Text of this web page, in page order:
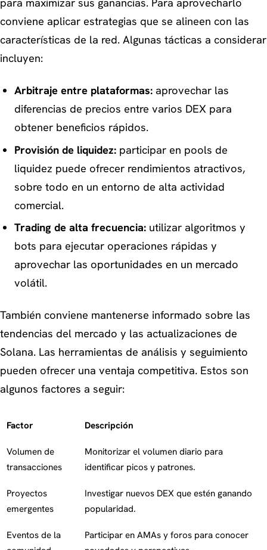
para maximizar sus ganancias. Para aprovecharlo
conviene aplicar estrategias que se alineen con las
características de la red. Algunas tácticas a considerar
incluyen:
Arbitraje entre plataformas:aprovechar las
diferencias de precios entre varios DEX para
obtener beneficios rápidos.
Provisión de liquidez:participar en pools de
liquidez puede ofrecer rendimientos atractivos,
sobre todo en un entorno de alta actividad
comercial.
Trading de alta frecuencia:utilizar algoritmos y
bots para ejecutar operaciones rápidas y
aprovechar las oportunidades en un mercado
volátil.
También conviene mantenerse informado sobre las
tendencias del mercado y las actualizaciones de
Solana. Las herramientas de análisis y seguimiento
pueden ofrecer una ventaja competitiva. Estos son
algunos factores a seguir:
Factor Descripción
Volumen de
transacciones
Monitorizar el volumen diario para
identificar picos y patrones.
Proyectos
emergentes
Investigar nuevos DEX que estén ganando
popularidad.
Eventos de la
Participar en AMAs y foros para conocer